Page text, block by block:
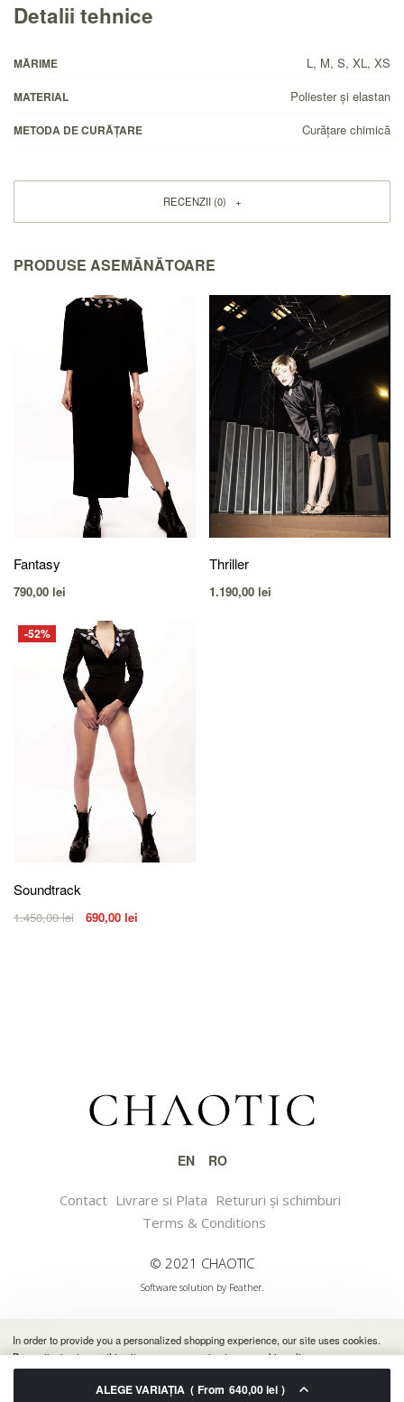
Detalii tehnice
MĂRIME L, M, S, XL, XS
MATERIAL Poliester și elastan
METODA DE CURĂȚARE Curăţare chimică
RECENZII (0)
PRODUSE ASEMĂNĂTOARE
Fantasy
790,00 lei
Thriller
1.190,00 lei
-52%
Soundtrack
1.450,00lei 690,00lei
EN RO
Contact Livrare si Plata Retururi și schimburi
Terms & Conditions
© 2021 CHAOTIC
Software solution by Feather.
ALEGE VARIAȚIA From 640,00lei
In order to provide you a personalized shopping experience, our site uses cookies.
By continuing to use this site, you are agreeing to our cookie policy.
ACCEPT